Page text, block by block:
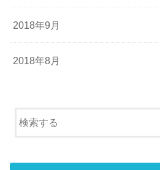
2018年9月
2018年8月